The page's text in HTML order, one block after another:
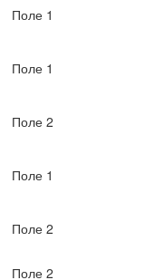
Поле 1
Поле 1
Поле 2
Поле 1
Поле 2
Поле 2